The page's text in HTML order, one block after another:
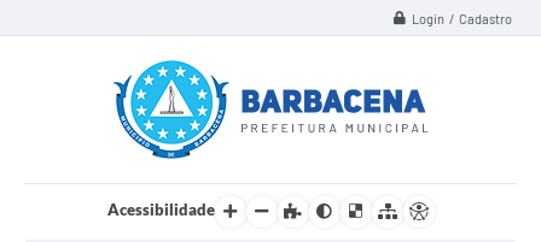
Login / Cadastro
Acessibilidade